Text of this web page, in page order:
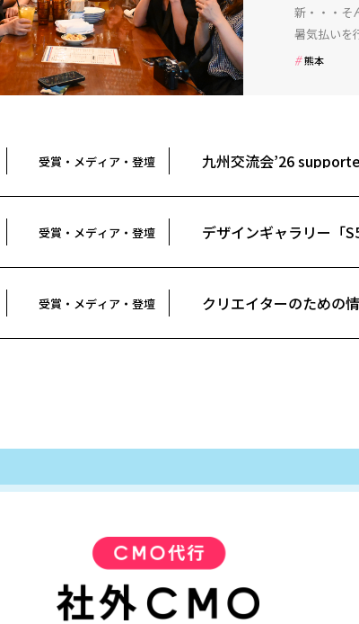
新・・・そ
暑気払いを
熊本
受賞・メディア・登壇 九州交流会’26
ブサイト／福永 あずさ
受賞・メディア・登壇 デザインギャラリー「
した
受賞・メディア・登壇 クリエイターのための
掲載されました